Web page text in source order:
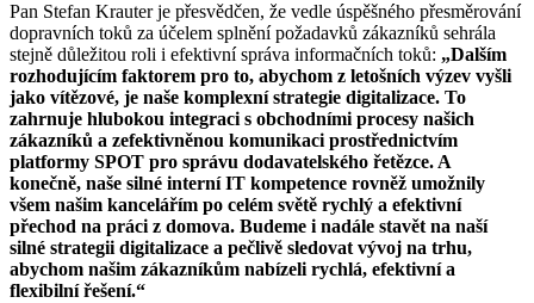
Pan Stefan Krauter je přesvědčen, že vedle úspěšného přesměrování
dopravních toků za účelem splnění požadavků zákazníků sehrála
stejně důležitou roli i efektivní správa informačních toků: „Dalším
rozhodujícím faktorem pro to, abychom z letošních výzev vyšli
jako vítězové, je naše komplexní strategie digitalizace. To
zahrnuje hlubokou integraci s obchodními procesy našich
zákazníků a zefektivněnou komunikaci prostřednictvím
platformy SPOT pro správu dodavatelského řetězce. A
konečně, naše silné interní IT kompetence rovněž umožnily
všem našim kancelářím po celém světě rychlý a efektivní
přechod na práci z domova. Budeme i nadále stavět na naší
silné strategii digitalizace a pečlivě sledovat vývoj na trhu,
abychom našim zákazníkům nabízeli rychlá, efektivní a
flexibilní řešení.“